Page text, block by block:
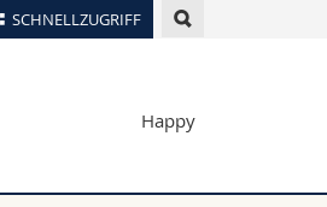
SCHNELLZUGRIFF
Happy